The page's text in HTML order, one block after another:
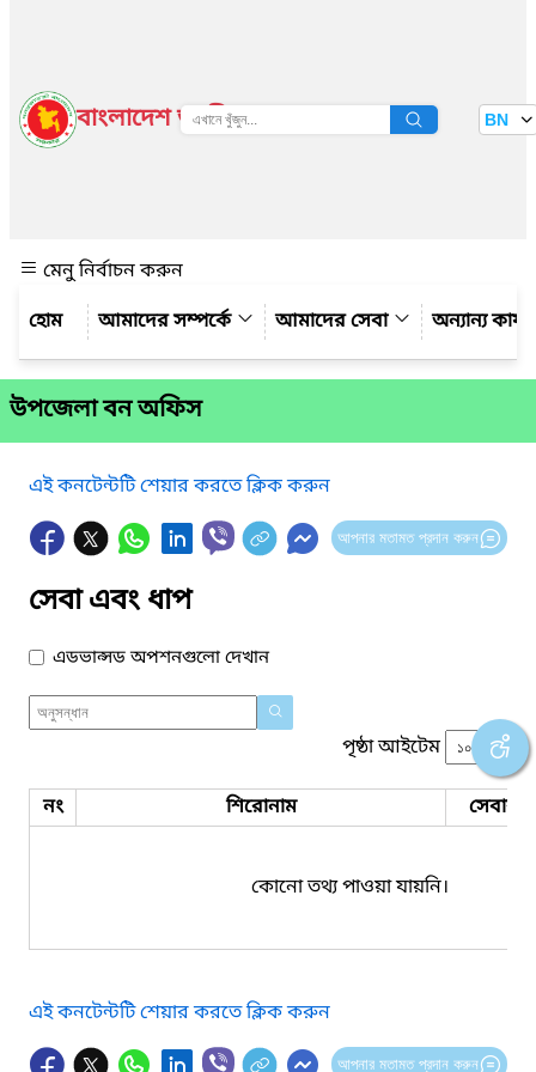
বাংলাদেশ জাতীয় তথ্য বাতায়ন BN
মেনু নির্বাচন করুন
আমাদের সম্পর্কে
আমাদের সেবা অন্যান্য
উপজেলা বন অফিস
এই কনটেন্টটি শেয়ার করতে ক্লিক করুন
আপনার মতামত প্রদান করুন
সেবা এবং ধাপ
এডভান্সড অপশনগুলো দেখান
পৃষ্ঠা আইটেম
নং শিরোনাম সেবার
কোনো তথ্য পাওয়া যায়নি।
এই কনটেন্টটি শেয়ার করতে ক্লিক করুন
আপনার মতামত প্রদান করুন